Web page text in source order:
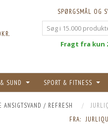
SPØRGSMÅL OG
Fragt fra kun
SUND SPORT & FITNESS
ANSIGTSVAND / REFRESH
FRA: